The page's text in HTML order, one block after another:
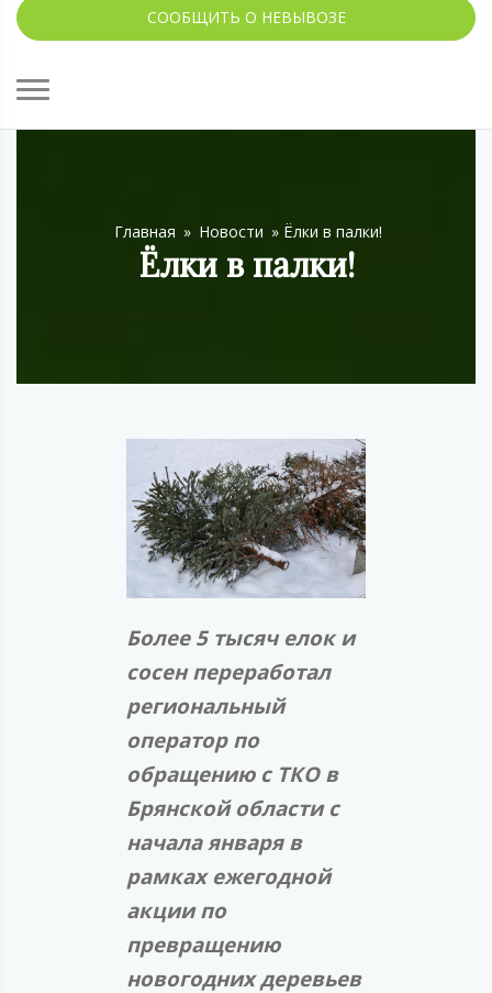
СООБЩИТЬ О НЕВЫВОЗЕ
Главная » Новости » Ёлки в палки!
Ёлки в палки!
Более 5 тысяч елок и
сосен переработал
региональный
оператор по
обращению с ТКО в
Брянской области с
начала января в
рамках ежегодной
акции по
превращению
новогодних деревьев